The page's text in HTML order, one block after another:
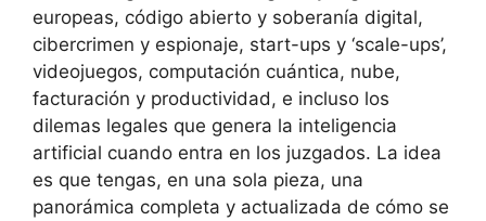
europeas, código abierto y soberanía digital,
cibercrimen y espionaje, start-ups y ‘scale-ups’,
videojuegos, computación cuántica, nube,
facturación y productividad, e incluso los
dilemas legales que genera la inteligencia
artificial cuando entra en los juzgados. La idea
es que tengas, en una sola pieza, una
panorámica completa y actualizada de cómo se